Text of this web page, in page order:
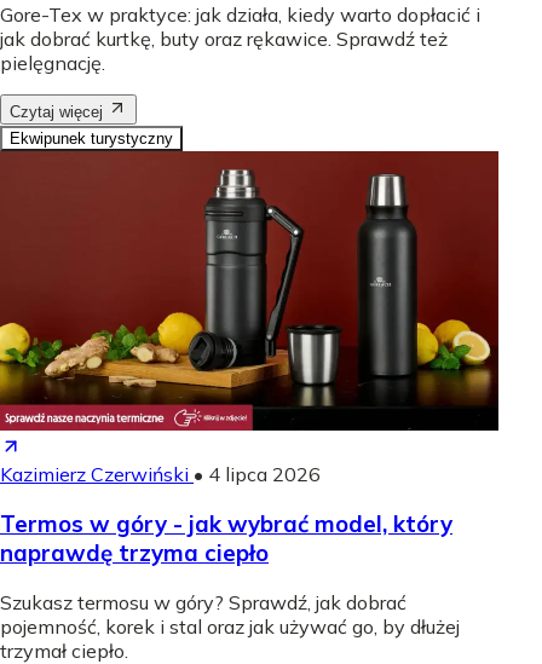
Gore-Tex w praktyce: jak działa, kiedy warto dopłacić i
jak dobrać kurtkę, buty oraz rękawice. Sprawdź też
pielęgnację.
Czytaj więcej
Ekwipunek turystyczny
Kazimierz Czerwiński • 4 lipca 2026
Termos w góry - jak wybrać model, który
naprawdę trzyma ciepło
Szukasz termosu w góry? Sprawdź, jak dobrać
pojemność, korek i stal oraz jak używać go, by dłużej
trzymał ciepło.